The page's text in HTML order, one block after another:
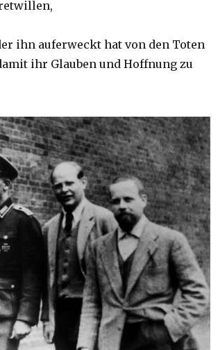
ihn auferweckt hat von den Toten
ihr Glauben und Hoffnung zu